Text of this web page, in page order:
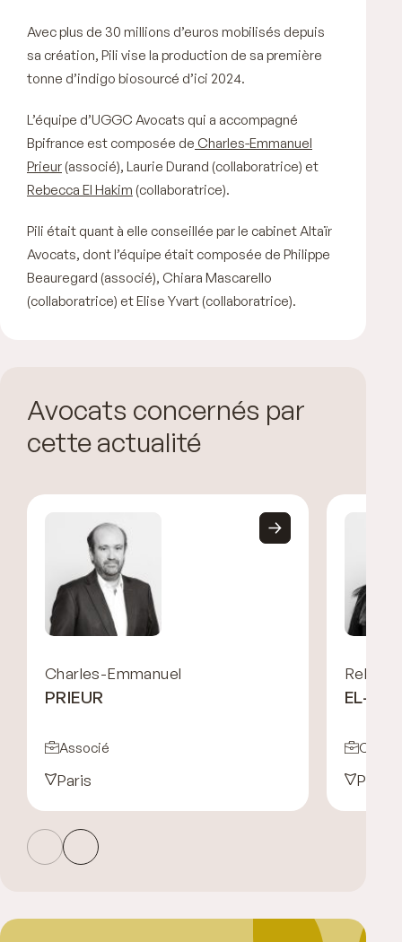
Avec plus de 30 millions d’euros mobilisés depuis
sa création, Pili vise la production de sa première
tonne d’indigo biosourcé d’ici 2024.
L’équipe d’UGGC Avocats qui a accompagné
Bpifrance est composée de Charles-Emmanuel
Prieur (associé), Laurie Durand (collaboratrice) et
Rebecca El Hakim (collaboratrice).
Pili était quant à elle conseillée par le cabinet Altaïr
Avocats, dont l’équipe était composée de Philippe
Beauregard (associé), Chiara Mascarello
(collaboratrice) et Elise Yvart (collaboratrice).
Avocats concernés par
cette actualité
Charles-Emmanuel
PRIEUR
Associé
Paris
EL-
Paris